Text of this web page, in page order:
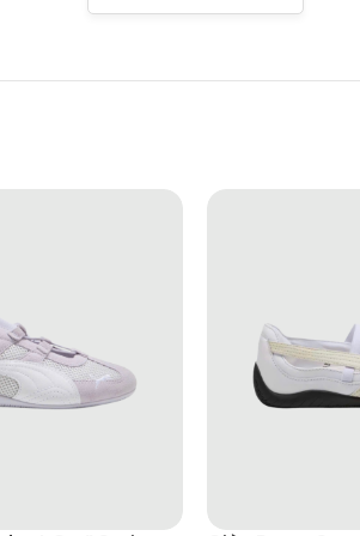
độc đáo giúp sản phẩm trở thành điểm
mang đến vẻ ngoài thời trang và cuốn hút.